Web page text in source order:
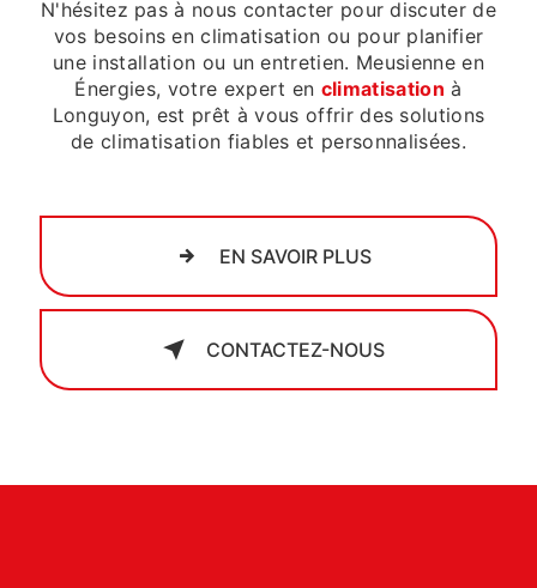
N'hésitez pas à nous contacter pour discuter de
vos besoins en climatisation ou pour planifier
une installation ou un entretien. Meusienne en
Énergies, votre expert en climatisation à
Longuyon, est prêt à vous offrir des solutions
de climatisation fiables et personnalisées.
EN SAVOIR PLUS
CONTACTEZ-NOUS